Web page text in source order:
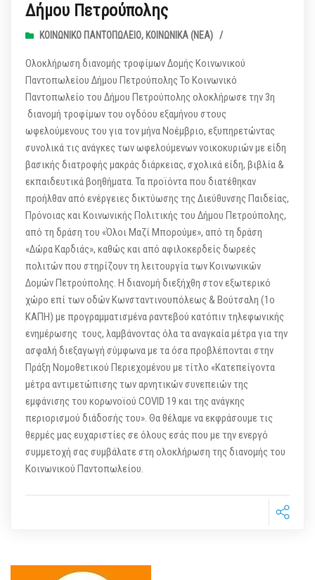
Δήμου Πετρούπολης
ΚΟΙΝΩΝΙΚΌ ΠΑΝΤΟΠΩΛΕΊΟ, ΚΟΙΝΩΝΙΚΆ (ΝΕΑ) /
Ολοκλήρωση διανομής τροφίμων Δομής Κοινωνικού
Παντοπωλείου Δήμου Πετρούπολης Το Κοινωνικό
Παντοπωλείο του Δήμου Πετρούπολης ολοκλήρωσε την 3η
διανομή τροφίμων του ογδόου εξαμήνου στους
ωφελούμενους του για τον μήνα Νοέμβριο, εξυπηρετώντας
συνολικά τις ανάγκες των ωφελούμενων νοικοκυριών με είδη
βασικής διατροφής μακράς διάρκειας, σχολικά είδη, βιβλία &
εκπαιδευτικά βοηθήματα. Τα προϊόντα που διατέθηκαν
προήλθαν από ενέργειες δικτύωσης της Διεύθυνσης Παιδείας,
Πρόνοιας και Κοινωνικής Πολιτικής του Δήμου Πετρούπολης,
από τη δράση του «Όλοι Μαζί Μπορούμε», από τη δράση
«Δώρα Καρδιάς», καθώς και από αφιλοκερδείς δωρεές
πολιτών που στηρίζουν τη λειτουργία των Κοινωνικών
Δομών Πετρούπολης. Η διανομή διεξήχθη στον εξωτερικό
χώρο επί των οδών Κωνσταντινουπόλεως & Βούτσαλη (1ο
ΚΑΠΗ) με προγραμματισμένα ραντεβού κατόπιν τηλεφωνικής
ενημέρωσης τους, λαμβάνοντας όλα τα αναγκαία μέτρα για την
ασφαλή διεξαγωγή σύμφωνα με τα όσα προβλέπονται στην
Πράξη Νομοθετικού Περιεχομένου με τίτλο «Κατεπείγοντα
μέτρα αντιμετώπισης των αρνητικών συνεπειών της
εμφάνισης του κορωνοϊού COVID 19 και της ανάγκης
περιορισμού διάδοσής του». Θα θέλαμε να εκφράσουμε τις
θερμές μας ευχαριστίες σε όλους εσάς που με την ενεργό
συμμετοχή σας συμβάλατε στη ολοκλήρωση της διανομής του
Κοινωνικού Παντοπωλείου.